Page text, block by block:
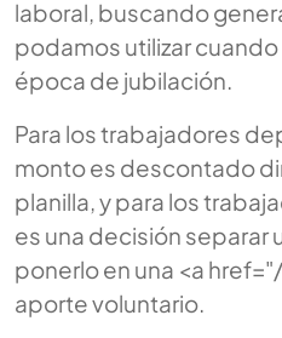
laboral, buscando
podamos utilizar
época de jubilación.
Para los trabajadores
monto es descontado
planilla, y para los
es una decisión separar
ponerlo en una <a
aporte voluntario.